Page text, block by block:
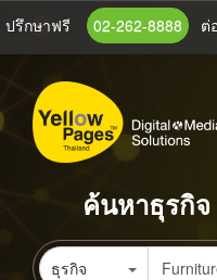
ข้าม
เนื้อหา
หลัก
ปรึกษาฟรี 02-262-8888 ต่
ค้นหาธุรกิ
ธุรกิจ